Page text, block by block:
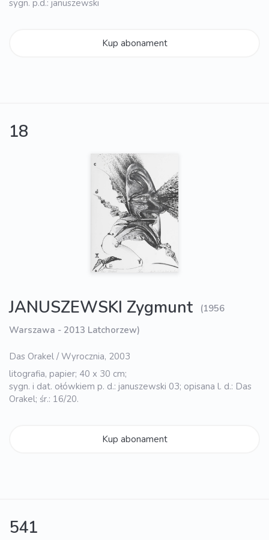
sygn. p.d.: januszewski
Kup abonament
18
JANUSZEWSKI Zygmunt
(1956
Warszawa - 2013 Latchorzew)
Das Orakel / Wyrocznia, 2003
litografia, papier; 40 x 30 cm;
sygn. i dat. ołówkiem p. d.: januszewski 03; opisana l. d.: Das
Orakel; śr.: 16/20.
Kup abonament
541